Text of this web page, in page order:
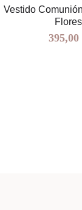
Vestido
Flores
395,00